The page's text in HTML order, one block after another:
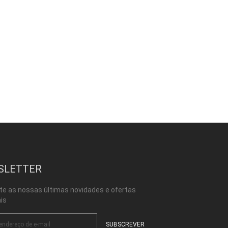
as nossas últimas novidades e ofertas